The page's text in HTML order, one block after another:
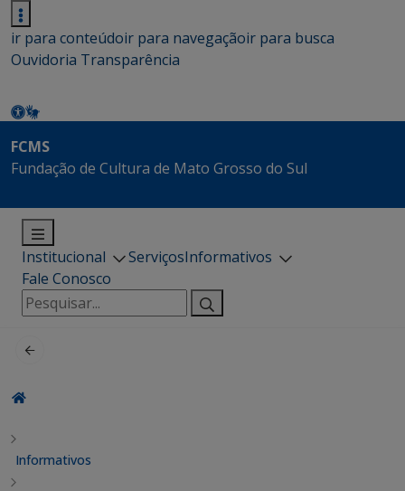
ir para conteúdoir para navegaçãoir para busca
Ouvidoria Transparência
FCMS
Fundação de Cultura de Mato Grosso do Sul
Institucional ServiçosInformativos
Fale Conosco
Pesquisar
por:
Informativos